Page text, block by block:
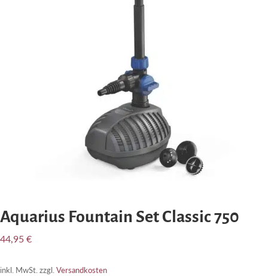
Aquarius Fountain Set Classic 750
44,95 €
inkl. MwSt. zzgl. Versandkosten